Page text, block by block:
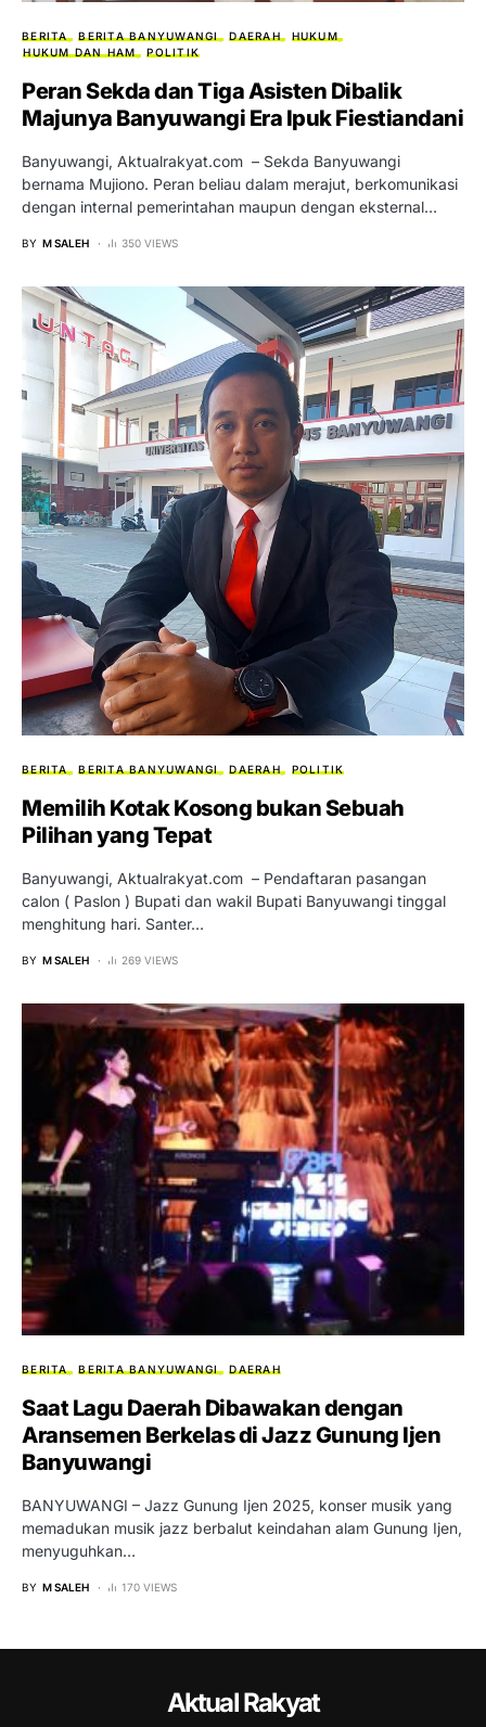
BERITA BERITA BANYUWANGI DAERAH
HUKUM
HUKUM DAN HAM
POLITIK
Peran Sekda dan Tiga Asisten Dibalik
Majunya Banyuwangi Era Ipuk Fiestiandani
Banyuwangi, Aktualrakyat.com – Sekda Banyuwangi
bernama Mujiono. Peran beliau dalam merajut, berkomunikasi
dengan internal pemerintahan maupun dengan eksternal…
BY M SALEH 350 VIEWS
BERITA BERITA BANYUWANGI DAERAH POLITIK
Memilih Kotak Kosong bukan Sebuah
Pilihan yang Tepat
Banyuwangi, Aktualrakyat.com – Pendaftaran pasangan
calon ( Paslon ) Bupati dan wakil Bupati Banyuwangi tinggal
menghitung hari. Santer…
BY M SALEH 269 VIEWS
BERITA BERITA BANYUWANGI DAERAH
Saat Lagu Daerah Dibawakan dengan
Aransemen Berkelas di Jazz Gunung Ijen
Banyuwangi
BANYUWANGI – Jazz Gunung Ijen 2025, konser musik yang
memadukan musik jazz berbalut keindahan alam Gunung Ijen,
menyuguhkan…
BY M SALEH 170 VIEWS
Aktual Rakyat